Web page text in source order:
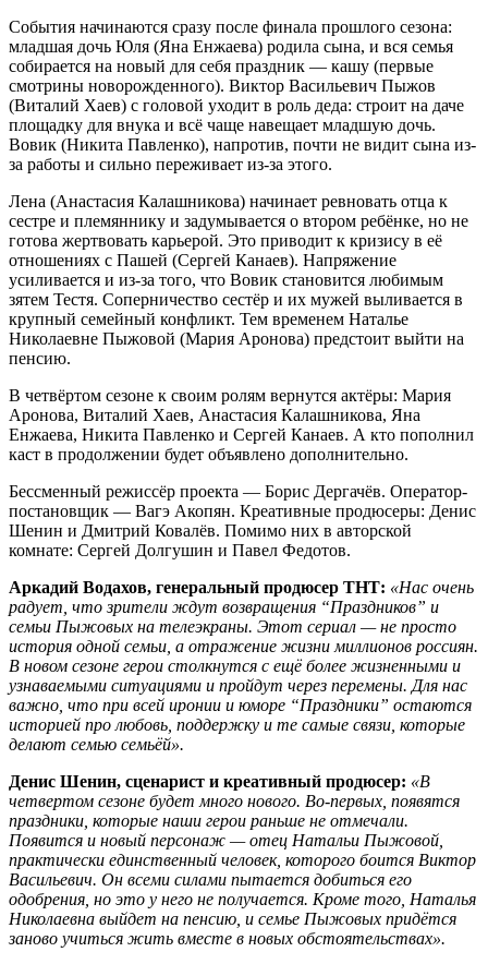
События начинаются сразу после финала прошлого сезона:
младшая дочь Юля (Яна Енжаева) родила сына, и вся семья
собирается на новый для себя праздник — кашу (первые
смотрины новорожденного). Виктор Васильевич Пыжов
(Виталий Хаев) с головой уходит в роль деда: строит на даче
площадку для внука и всё чаще навещает младшую дочь.
Вовик (Никита Павленко), напротив, почти не видит сына из-
за работы и сильно переживает из-за этого.
Лена (Анастасия Калашникова) начинает ревновать отца к
сестре и племяннику и задумывается о втором ребёнке, но не
готова жертвовать карьерой. Это приводит к кризису в её
отношениях с Пашей (Сергей Канаев). Напряжение
усиливается и из-за того, что Вовик становится любимым
зятем Тестя. Соперничество сестёр и их мужей выливается в
крупный семейный конфликт. Тем временем Наталье
Николаевне Пыжовой (Мария Аронова) предстоит выйти на
пенсию.
В четвёртом сезоне к своим ролям вернутся актёры: Мария
Аронова, Виталий Хаев, Анастасия Калашникова, Яна
Енжаева, Никита Павленко и Сергей Канаев. А кто пополнил
каст в продолжении будет объявлено дополнительно.
Бессменный режиссёр проекта — Борис Дергачёв. Оператор-
постановщик — Вагэ Акопян. Креативные продюсеры: Денис
Шенин и Дмитрий Ковалёв. Помимо них в авторской
комнате: Сергей Долгушин и Павел Федотов.
Аркадий Водахов, генеральный продюсер ТНТ: «Нас очень
радует, что зрители ждут возвращения “Праздников” и
семьи Пыжовых на телеэкраны. Этот сериал — не просто
история одной семьи, а отражение жизни миллионов россиян.
В новом сезоне герои столкнутся с ещё более жизненными и
узнаваемыми ситуациями и пройдут через перемены. Для нас
важно, что при всей иронии и юморе “Праздники” остаются
историей про любовь, поддержку и те самые связи, которые
делают семью семьёй».
Денис Шенин, сценарист и креативный продюсер: «В
четвертом сезоне будет много нового. Во-первых, появятся
праздники, которые наши герои раньше не отмечали.
Появится и новый персонаж — отец Натальи Пыжовой,
практически единственный человек, которого боится Виктор
Васильевич. Он всеми силами пытается добиться его
одобрения, но это у него не получается. Кроме того, Наталья
Николаевна выйдет на пенсию, и семье Пыжовых придётся
заново учиться жить вместе в новых обстоятельствах».